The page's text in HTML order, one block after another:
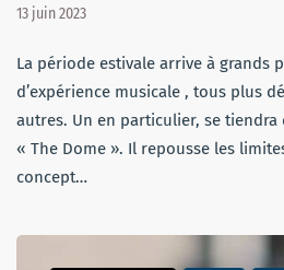
13 juin 2023
La période estivale arrive à grands
d’expérience musicale , tous plus
autres. Un en particulier, se
« The Dome ». Il repousse les
concept…